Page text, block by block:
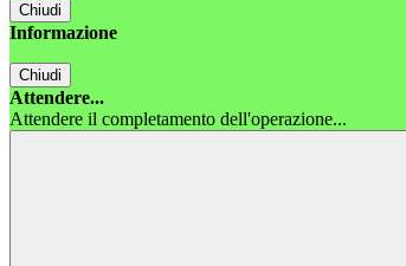
Chiudi
Informazione
Chiudi
Attendere...
Attendere il completamento dell'operazione...